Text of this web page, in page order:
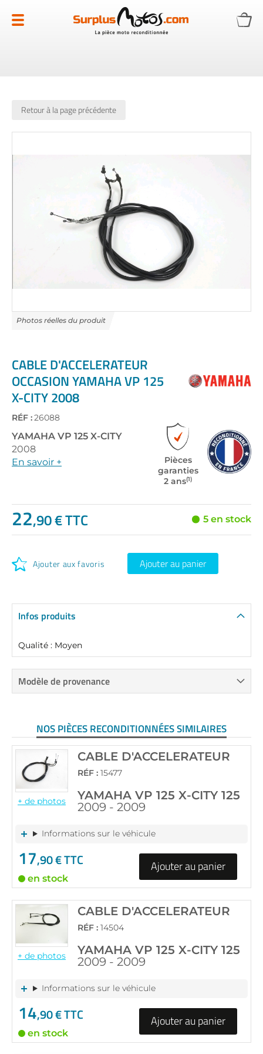
au
contenu
Retour à la page précédente
the
beginning
of
the
images
gallery
CABLE D'ACCELERATEUR
OCCASION YAMAHA VP 125
X-CITY 2008
RÉF :26088
YAMAHA VP 125 X-CITY
2008
En savoir +
Pièces
garanties
2 ans(1)
22,90 € TTC 5 en stock
Ajouter aux favoris Ajouter au panier
Infos produits
Qualité : Moyen
Modèle de provenance
NOS PIÈCES RECONDITIONNÉES SIMILAIRES
+ de photos
CABLE D'ACCELERATEUR
RÉF : 15477
YAMAHA VP 125 X-CITY 125
2009 - 2009
Informations sur le véhicule
17,90 € TTC
en stock
Ajouter au panier
+ de photos
CABLE D'ACCELERATEUR
RÉF : 14504
YAMAHA VP 125 X-CITY 125
2009 - 2009
Informations sur le véhicule
14,90 € TTC
en stock
Ajouter au panier